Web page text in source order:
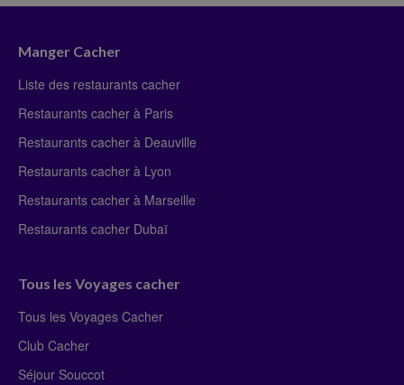
Manger Cacher
Liste des restaurants cacher
Restaurants cacher à Paris
Restaurants cacher à Deauville
Restaurants cacher à Lyon
Restaurants cacher à Marseille
Restaurants cacher Dubaï
Tous les Voyages cacher
Tous les Voyages Cacher
Club Cacher
Séjour Souccot